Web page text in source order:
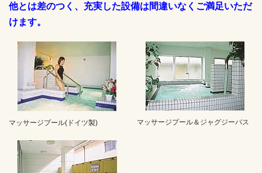
他とは差のつく、充実した設備は間違いなくご満足いただ
けます。
マッサージプール(ドイツ製) マッサージプール＆ジャグジーバス